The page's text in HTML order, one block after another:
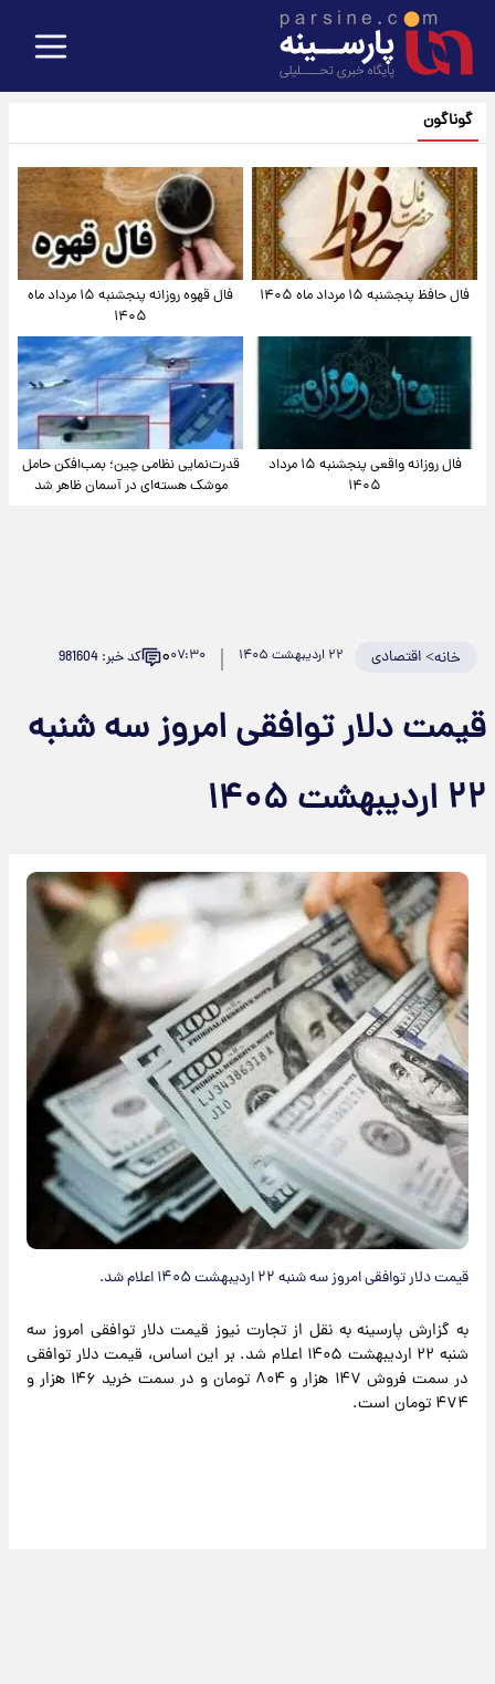
گوناگون
فال حافظ پنجشنبه ۱۵ مرداد ماه ۱۴۰۵
فال قهوه روزانه پنجشنبه ۱۵ مرداد ماه
۱۴۰۵
فال روزانه واقعی پنجشنبه ۱۵ مرداد
۱۴۰۵
قدرت‌نمایی نظامی چین؛ بمب‌افکن حامل
موشک هسته‌ای در آسمان ظاهر شد
خانه>اقتصادی ۲۲ اردیبهشت ۱۴۰۵ ۰۷:۳۰۰ کد خبر: 981604
قیمت دلار توافقی امروز سه شنبه
۲۲ اردیبهشت ۱۴۰۵
قیمت دلار توافقی امروز سه شنبه ۲۲ اردیبهشت ۱۴۰۵ اعلام شد.
به گزارش پارسینه به نقل از تجارت نیوز قیمت دلار توافقی امروز سه
شنبه ۲۲ اردیبهشت ۱۴۰۵ اعلام شد. بر این اساس، قیمت دلار توافقی
در سمت فروش ۱۴۷ هزار و ۸۰۴ تومان و در سمت خرید ۱۴۶ هزار و
۴۷۴ تومان است.